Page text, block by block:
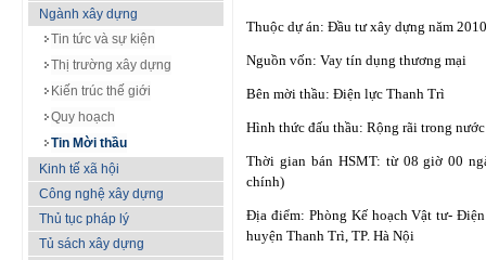
Ngành xây dựng
Tin tức và sự kiện
Thị trường xây dựng
Kiến trúc thế giới
Quy hoạch
Tin Mời thầu
Kinh tế xã hội
Công nghệ xây dựng
Thủ tục pháp lý
Tủ sách xây dựng
Thuộc dự án: Đầu tư xây dựng năm
Nguồn vốn: Vay tín dụng thương mại
Bên mời thầu: Điện lực Thanh Trì
Hình thức đấu thầu: Rộng rãi trong nước
Thời gian bán HSMT: từ 08 giờ 00
chính)
Địa điểm: Phòng Kế hoạch Vật tư-
huyện Thanh Trì, TP. Hà Nội